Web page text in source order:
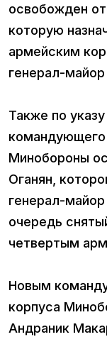
освобожден
которую
армейским
генерал-
Также по
Минобороны
Оганян,
генерал-
очередь
четвертым
Новым
корпуса
Андраник